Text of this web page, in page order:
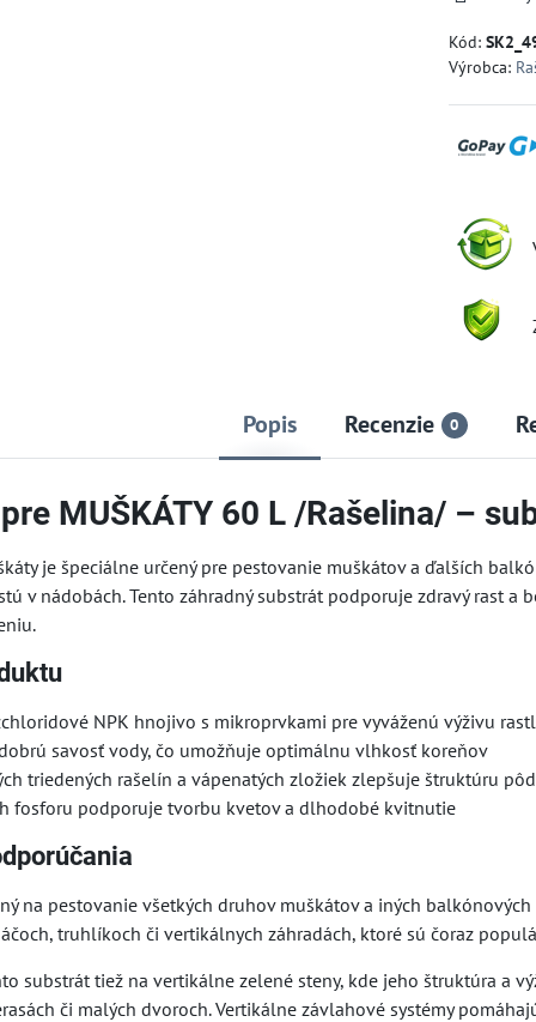
Kód:
Výrobca:
Popis Recenzie 0
MUŠKÁTY 60 L /Rašelina/ –
je špeciálne určený pre pestovanie muškátov a ďalších
v nádobách. Tento záhradný substrát podporuje zdravý rast
NPK hnojivo s mikroprvkami pre vyváženú výživu
savosť vody, čo umožňuje optimálnu vlhkosť koreňov
triedených rašelín a vápenatých zložiek zlepšuje štruktúru
fosforu podporuje tvorbu kvetov a dlhodobé kvitnutie
na pestovanie všetkých druhov muškátov a iných
truhlíkoch či vertikálnych záhradách, ktoré sú čoraz
substrát tiež na vertikálne zelené steny, kde jeho štruktúra a
či malých dvoroch. Vertikálne závlahové systémy